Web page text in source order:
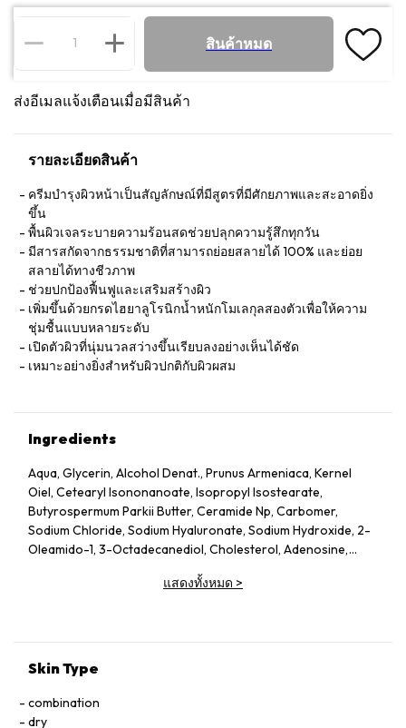
สินค้าหมด
ส่งอีเมลแจ้งเตือนเมื่อมีสินค้า
รายละเอียดสินค้า
ครีมบำรุงผิวหน้าเป็นสัญลักษณ์ที่มีสูตรที่มีศักยภาพและสะอาดยิ่ง
ขึ้น
พื้นผิวเจลระบายความร้อนสดช่วยปลุกความรู้สึกทุกวัน
มีสารสกัดจากธรรมชาติที่สามารถย่อยสลายได้ 100% และย่อย
สลายได้ทางชีวภาพ
ช่วยปกป้องฟื้นฟูและเสริมสร้างผิว
เพิ่มขึ้นด้วยกรดไฮยาลูโรนิกน้ำหนักโมเลกุลสองตัวเพื่อให้ความ
ชุ่มชื้นแบบหลายระดับ
เปิดตัวผิวที่นุ่มนวลสว่างขึ้นเรียบลงอย่างเห็นได้ชัด
เหมาะอย่างยิ่งสำหรับผิวปกติกับผิวผสม
Ingredients
Aqua, Glycerin, Alcohol Denat., Prunus Armeniaca, Kernel
Oiel, Cetearyl Isononanoate, Isopropyl Isostearate,
Butyrospermum Parkii Butter, Ceramide Np, Carbomer,
Sodium Chloride, Sodium Hyaluronate, Sodium Hydroxide, 2-
Oleamido-1, 3-Octadecanediol, Cholesterol, Adenosine,
Hydroxyacetophenone, Hydroxypalmitoyl Sphinganine,
Parfum
แสดงทั้งหมด >
Skin Type
combination
dry